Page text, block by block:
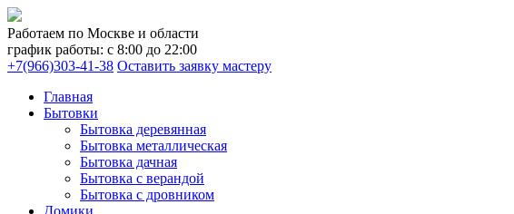
Работаем по Москве и области
график работы: с 8:00 до 22:00
+7(966)303-41-38 Оставить заявку мастеру
Главная
Бытовки
Бытовка деревянная
Бытовка металлическая
Бытовка дачная
Бытовка с верандой
Бытовка с дровником
Домики